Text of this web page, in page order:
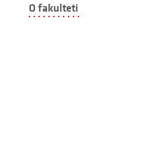
O fakulteti